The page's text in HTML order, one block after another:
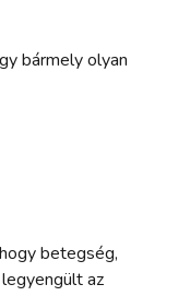
bármely olyan
betegség,
az